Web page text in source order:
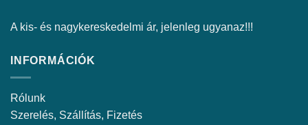
A kis- és nagykereskedelmi ár, jelenleg ugyanaz!!!
INFORMÁCIÓK
Rólunk
Szerelés, Szállítás, Fizetés